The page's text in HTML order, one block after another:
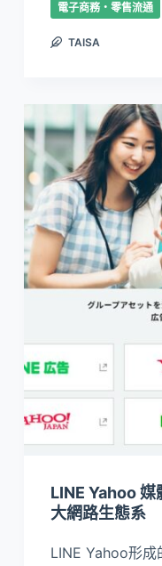
電子商務・零售流通
TAISA
LINE Yahoo 媒
大網路生態系
LINE Yahoo形成